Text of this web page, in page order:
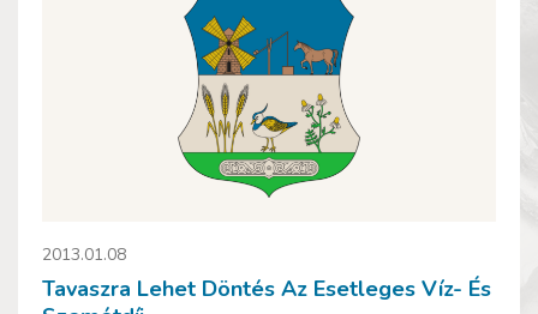
2013.01.08
Tavaszra Lehet Döntés Az Esetleges Víz- És